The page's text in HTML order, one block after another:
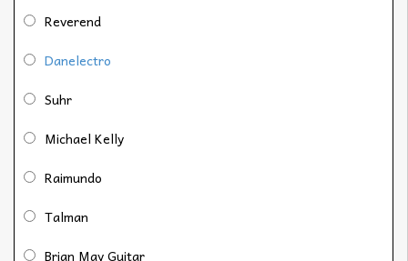
Reverend
Danelectro
Suhr
Michael Kelly
Raimundo
Talman
Brian May Guitar